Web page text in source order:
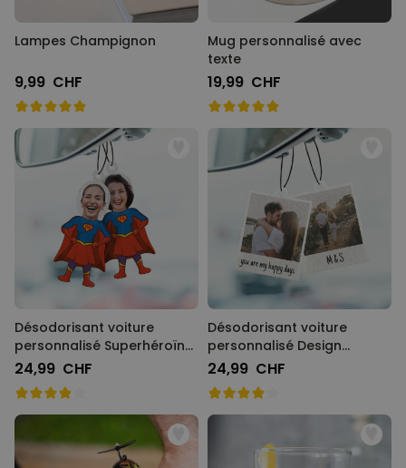
Lampes Champignon
9,99 CHF
Mug personnalisé avec
texte
19,99 CHF
Désodorisant voiture
personnalisé Superhéroïne
avec visage - Lot de 2
24,99 CHF
Désodorisant voiture
personnalisé Design
Polaroïd - Lot de 2
24,99 CHF